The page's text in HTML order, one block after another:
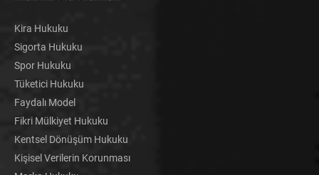
Kira Hukuku
Sigorta Hukuku
Spor Hukuku
Tüketici Hukuku
Faydalı Model
Fikri Mülkiyet Hukuku
Kentsel Dönüşüm Hukuku
Kişisel Verilerin Korunması